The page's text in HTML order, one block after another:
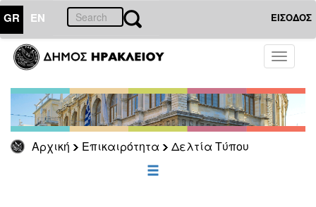
GR EN ΕΙΣΟΔΟΣ
Toggle
Αρχική Επικαιρότητα Δελτία Τύπου
ΕΠΙΚΑΙΡΟΤΗΤΑ
Τύπου
Αρχείο